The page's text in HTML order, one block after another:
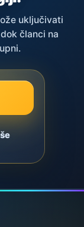
uključivati
članci na